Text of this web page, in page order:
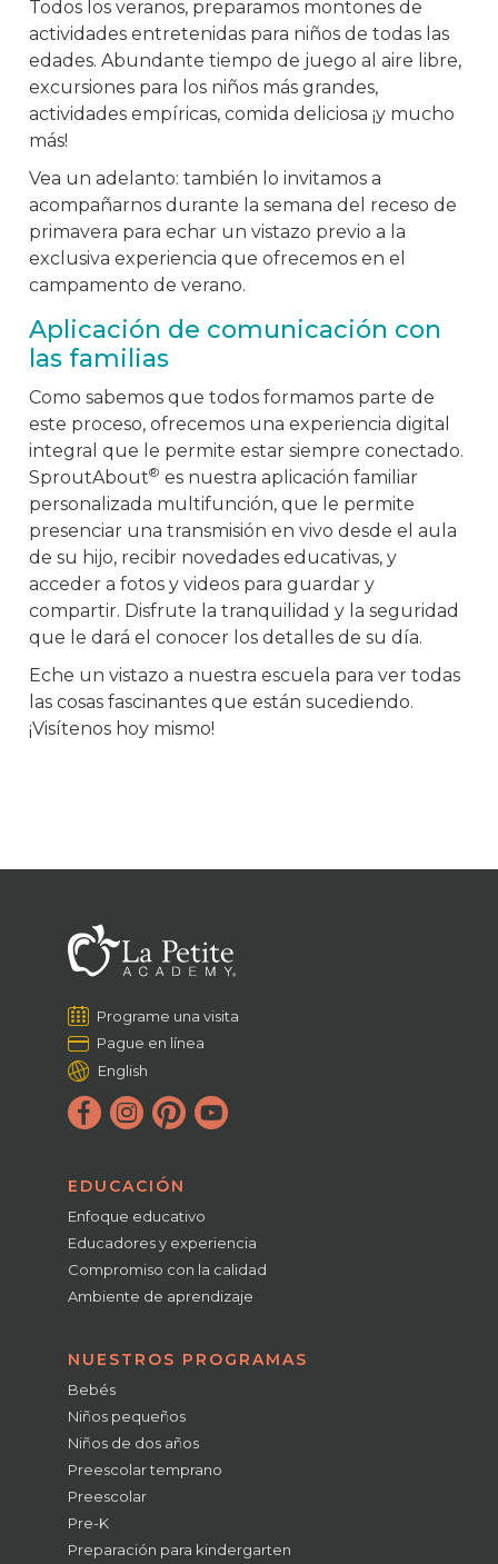
Todos los veranos, preparamos montones de
actividades entretenidas para niños de todas las
edades. Abundante tiempo de juego al aire libre,
excursiones para los niños más grandes,
actividades empíricas, comida deliciosa ¡y mucho
más!
Vea un adelanto: también lo invitamos a
acompañarnos durante la semana del receso de
primavera para echar un vistazo previo a la
exclusiva experiencia que ofrecemos en el
campamento de verano.
Aplicación de comunicación con
las familias
Como sabemos que todos formamos parte de
este proceso, ofrecemos una experiencia digital
integral que le permite estar siempre conectado.
SproutAbout® es nuestra aplicación familiar
personalizada multifunción, que le permite
presenciar una transmisión en vivo desde el aula
de su hijo, recibir novedades educativas, y
acceder a fotos y videos para guardar y
compartir. Disfrute la tranquilidad y la seguridad
que le dará el conocer los detalles de su día.
Eche un vistazo a nuestra escuela para ver todas
las cosas fascinantes que están sucediendo.
¡Visítenos hoy mismo!
Programe una visita
Pague en línea
English
EDUCACIÓN
Enfoque educativo
Educadores y experiencia
Compromiso con la calidad
Ambiente de aprendizaje
NUESTROS PROGRAMAS
Bebés
Niños pequeños
Niños de dos años
Preescolar temprano
Preescolar
Pre-K
Preparación para kindergarten